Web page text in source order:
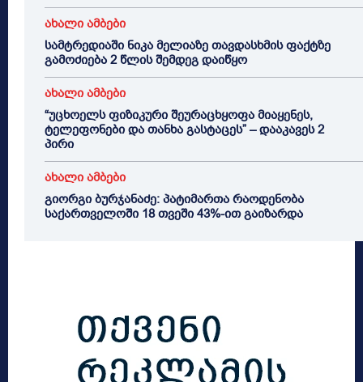
ახალი ამბები
სამტრედიაში ნიკა მელიაზე თავდასხმის ფაქტზე
გამოძიება 2 წლის შემდეგ დაიწყო
ახალი ამბები
“უცხოელს ფიზიკური შეურაცხყოფა მიაყენეს,
ტელეფონები და თანხა გასტაცეს” – დააკავეს 2
პირი
ახალი ამბები
გიორგი ბურჯანაძე: პატიმართა რაოდენობა
საქართველოში 18 თვეში 43%-ით გაიზარდა